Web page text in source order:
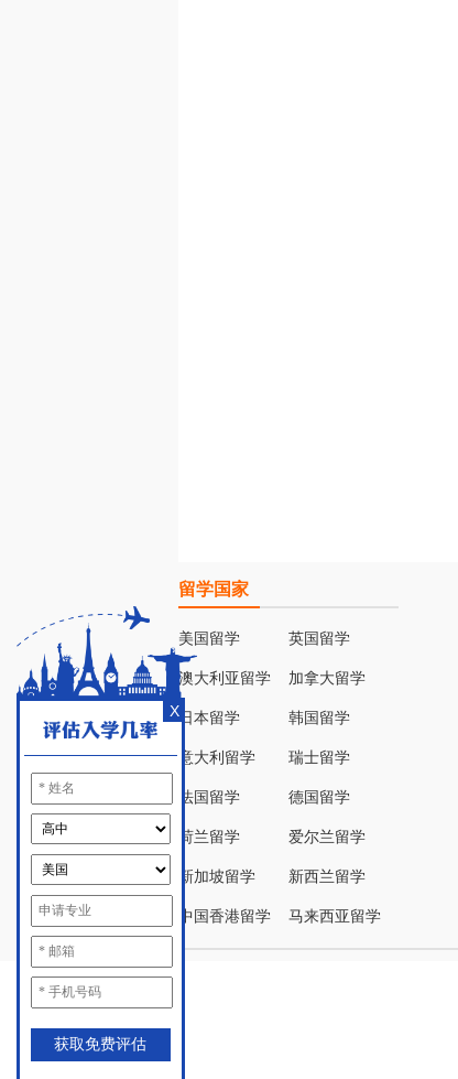
X
留学国家
美国留学 英国留学
澳大利亚留学 加拿大留学
日本留学 韩国留学
意大利留学 瑞士留学
法国留学 德国留学
荷兰留学 爱尔兰留学
新加坡留学 新西兰留学
中国香港留学 马来西亚留学